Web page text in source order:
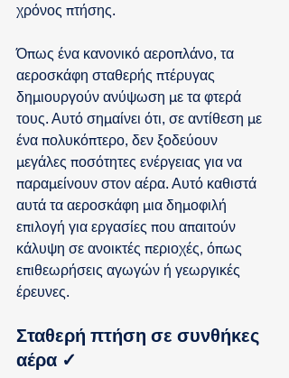
χρόνος πτήσης.
Όπως ένα κανονικό αεροπλάνο, τα
αεροσκάφη σταθερής πτέρυγας
δημιουργούν ανύψωση με τα φτερά
τους. Αυτό σημαίνει ότι, σε αντίθεση με
ένα πολυκόπτερο, δεν ξοδεύουν
μεγάλες ποσότητες ενέργειας για να
παραμείνουν στον αέρα. Αυτό καθιστά
αυτά τα αεροσκάφη μια δημοφιλή
επιλογή για εργασίες που απαιτούν
κάλυψη σε ανοικτές περιοχές, όπως
επιθεωρήσεις αγωγών ή γεωργικές
έρευνες.
Σταθερή πτήση σε συνθήκες
αέρα ✓